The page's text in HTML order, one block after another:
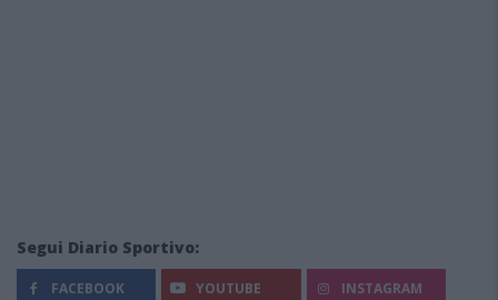
Segui Diario Sportivo:
FACEBOOK YOUTUBE INSTAGRAM